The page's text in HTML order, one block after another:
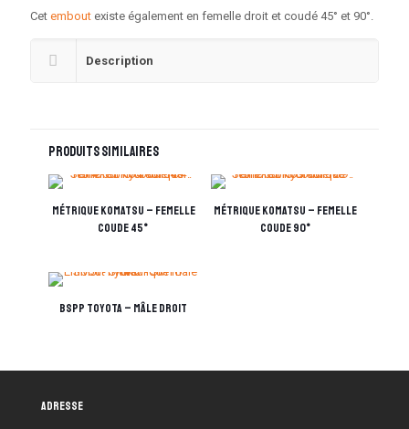
Cet embout existe également en femelle droit et coudé 45° et 90°.
Description
Produits similaires
métrique KOMATSU – femelle
coude 45°
métrique KOMATSU – femelle
coude 90°
BSPP TOYOTA – mâle droit
Adresse